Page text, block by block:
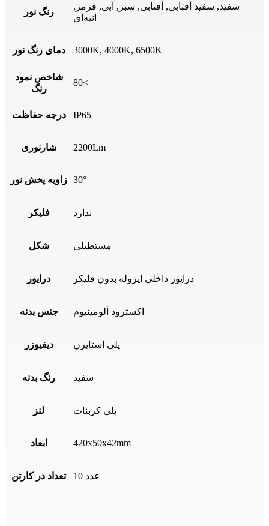
رنگ نور
سفید, سفید آفتابی, آفتابی, سبز, آبی, قرمز,
انبه‌ای
دمای رنگ نور 3000K, 4000K, 6500K
شاخص نمود
رنگ
80<
درجه حفاظت IP65
شارنوری 2200Lm
زاویه پخش نور 30°
فلیکر ندارد
شکل مستطیلی
درایور درایور داخلی ایزوله بدون فلیکر
جنس بدنه اکسترود آلومینیوم
دیفیوزر پلی استایرن
رنگ بدنه سفید
لنز پلی کربنات
ابعاد 420x50x42mm
تعداد در کارتن 10 عدد